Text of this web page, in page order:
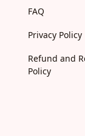
Адреси
Відгуки про
FAQ
Privacy Policy
Refund and
Policy